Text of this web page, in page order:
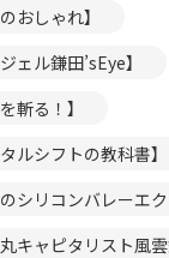
おしゃれ】
ェル鎌田’sEye】
斬る！】
ルシフトの教科書】
シリコンバレーエク
キャピタリスト風雲